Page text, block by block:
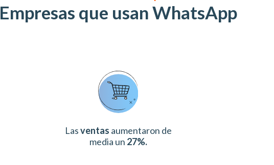
Empresas que usan WhatsApp
Lasventas aumentaron de
media un 27%.